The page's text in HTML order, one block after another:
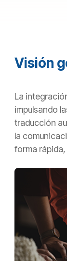
Visión
La
impulsando
traducción
la
forma